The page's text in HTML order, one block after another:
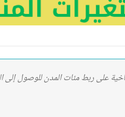
على ربط مئات المدن للوصول إلى